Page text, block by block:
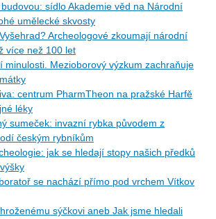
sídlo Akademie věd na Národní
umělecké skvosty
Archeologové zkoumají národní
více než 100 let
minulosti. Mezioborový výzkum zachraňuje
centrum PharmTheon na pražské Harfě
léky
sumeček: invazní rybka původem z
českým rybníkům
jak se hledají stopy našich předků
se nachází přímo pod vrchem Vítkov
sýčkovi aneb Jak jsme hledali